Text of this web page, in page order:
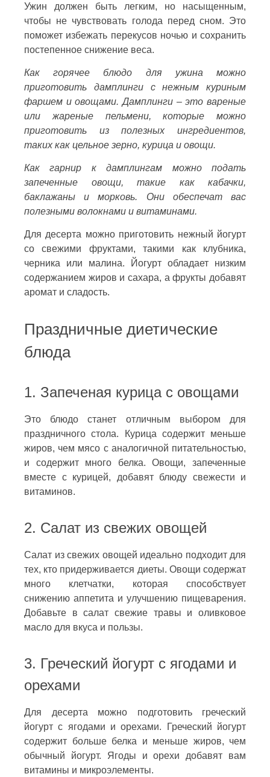
Ужин должен быть легким, но насыщенным,
чтобы не чувствовать голода перед сном. Это
поможет избежать перекусов ночью и сохранить
постепенное снижение веса.
Как горячее блюдо для ужина можно
приготовить дамплинги с нежным куриным
фаршем и овощами. Дамплинги – это вареные
или жареные пельмени, которые можно
приготовить из полезных ингредиентов,
таких как цельное зерно, курица и овощи.
Как гарнир к дамплингам можно подать
запеченные овощи, такие как кабачки,
баклажаны и морковь. Они обеспечат вас
полезными волокнами и витаминами.
Для десерта можно приготовить нежный йогурт
со свежими фруктами, такими как клубника,
черника или малина. Йогурт обладает низким
содержанием жиров и сахара, а фрукты добавят
аромат и сладость.
Праздничные диетические
блюда
1. Запеченая курица с овощами
Это блюдо станет отличным выбором для
праздничного стола. Курица содержит меньше
жиров, чем мясо с аналогичной питательностью,
и содержит много белка. Овощи, запеченные
вместе с курицей, добавят блюду свежести и
витаминов.
2. Салат из свежих овощей
Салат из свежих овощей идеально подходит для
тех, кто придерживается диеты. Овощи содержат
много клетчатки, которая способствует
снижению аппетита и улучшению пищеварения.
Добавьте в салат свежие травы и оливковое
масло для вкуса и пользы.
3. Греческий йогурт с ягодами и
орехами
Для десерта можно подготовить греческий
йогурт с ягодами и орехами. Греческий йогурт
содержит больше белка и меньше жиров, чем
обычный йогурт. Ягоды и орехи добавят вам
витамины и микроэлементы.